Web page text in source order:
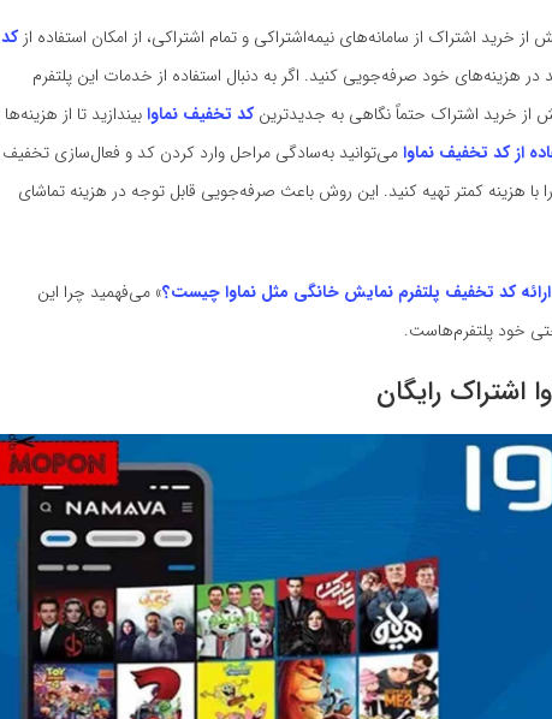
خرید اشتراک از سامانه‌های نیمه‌اشتراکی و تمام اشتراکی، از امکان استفاده ازکد
در هزینه‌های خود صرفه‌جویی کنید. اگر به دنبال استفاده از خدمات این پلتفرم
از خرید اشتراک حتماً نگاهی به جدیدترینکد تخفیف نماوابیندازید تا از هزینه‌ها
از کد تخفیف نماوامی‌توانید به‌سادگی مراحل وارد کردن کد و فعال‌سازی تخفیف
را با هزینه کمتر تهیه کنید. این روش باعث صرفه‌جویی قابل توجه در هزینه تماشای
ارائه کد تخفیف پلتفرم نمایش خانگی مثل نماوا چیست؟» می‌فهمید چرا این
خود پلتفرم‌هاست.
اشتراک رایگان